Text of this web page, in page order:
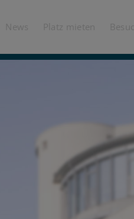
News Platz mieten